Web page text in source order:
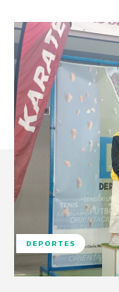
DEPORTES